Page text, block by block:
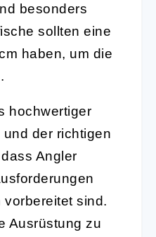
besonders
sollten eine
haben, um die
hochwertiger
der richtigen
Angler
sind.
Ausrüstung zu